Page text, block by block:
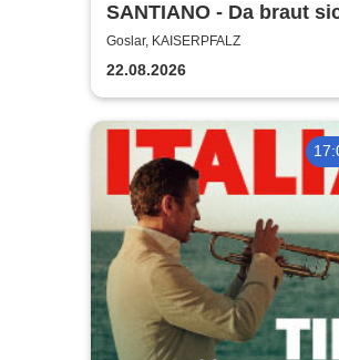
SANTIANO - Da braut
was zusammen - Open
2026
Goslar, KAISERPFALZ
22.08.2026